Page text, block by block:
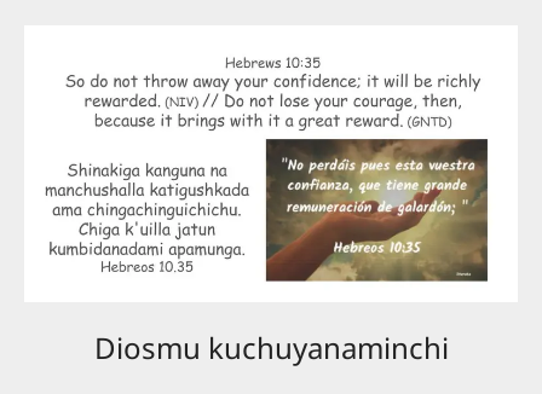
Diosmu kuchuyanaminchi